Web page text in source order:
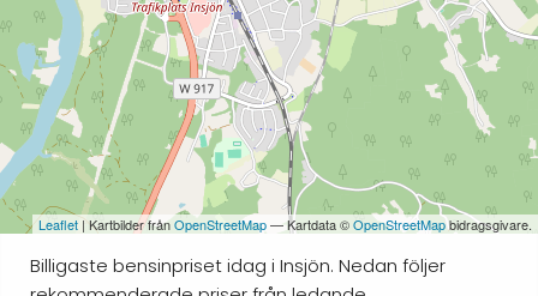
Leaflet | Kartbilder frånOpenStreetMap— Kartdata ©OpenStreetMapbidragsgivare.
Billigaste bensinpriset idag i Insjön. Nedan följer